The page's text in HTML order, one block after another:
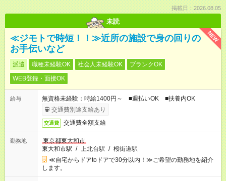
掲載日：2026.08.05
未読
NEW
≪ジモトで時短！！≫近所の施設で身の回りの
お手伝いなど
派遣 職種未経験OK 社会人未経験OK
ブランクOK
WEB登録・面接OK
給与
無資格未経験：時給1400円～ ■週払いOK ■扶養内OK
交通費別途支給あり
交通費 交通費全額支給
勤務地
東京都東大和市
東大和市駅 / 上北台駅 / 桜街道駅
≪自宅からドアtoドアで30分以内！≫ご希望の勤務地を紹介
します。